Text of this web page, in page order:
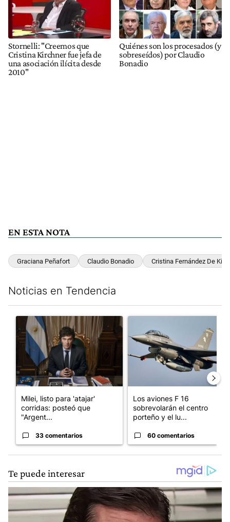
Stornelli: "Creemos que
Cristina Kirchner fue jefa de
una asociación ilícita desde
2010"
Quiénes son los procesados (y
sobreseídos) por Claudio
Bonadio
EN ESTA NOTA
Graciana Peñafort Claudio Bonadio Cristina Fernández De
Noticias en Tendencia
Un artículo de tendencia con el título "Milei, listo para 'atajar'
Milei, listo para 'atajar'
corridas: posteó que
"Argent...
33 comentarios
Los aviones F 16
sobrevolarán el centro
porteño y el lu...
60 comentarios